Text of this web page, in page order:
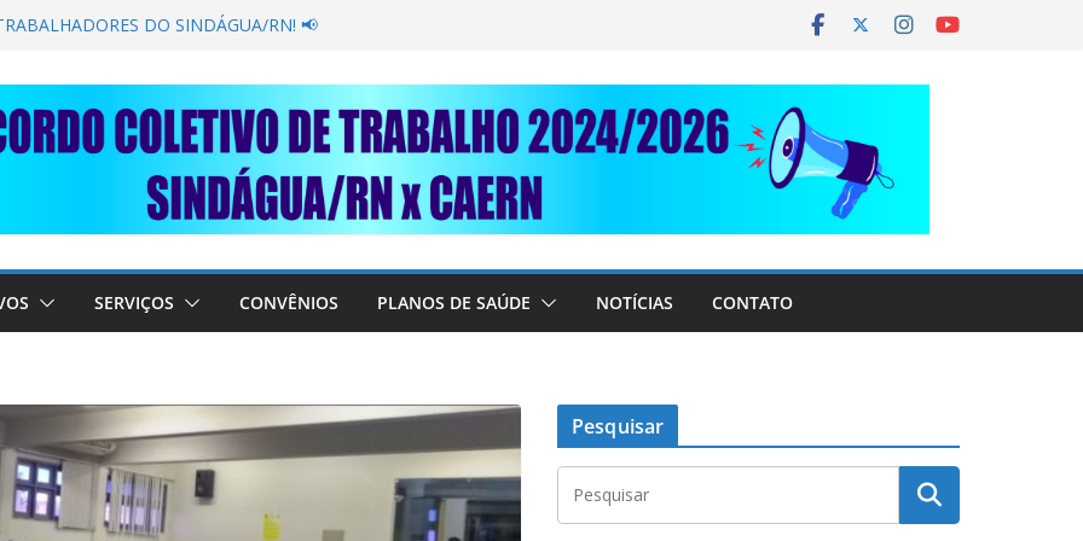
SECAR SUA TORNEIRA: UNIDOS
em importante debate com o Ministro
A SABESP! 🚨
AJUDE O NOSSO
RAIMUNDO DA CAERN!
SERVIÇOS CONVÊNIOS PLANOS DE SAÚDE NOTÍCIAS CONTATO
Pesquisar